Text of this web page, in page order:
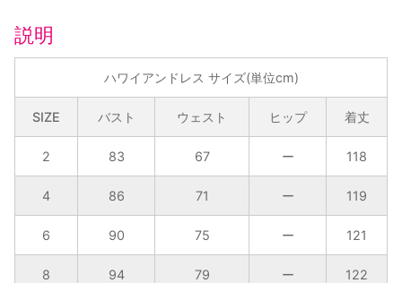
タ
ン
ド
説明
ハワイアンドレス サイズ(単位cm)
SIZE バスト ウェスト ヒップ 着丈
2 83 67 ー 118
4 86 71 ー 119
6 90 75 ー 121
8 94 79 ー 122